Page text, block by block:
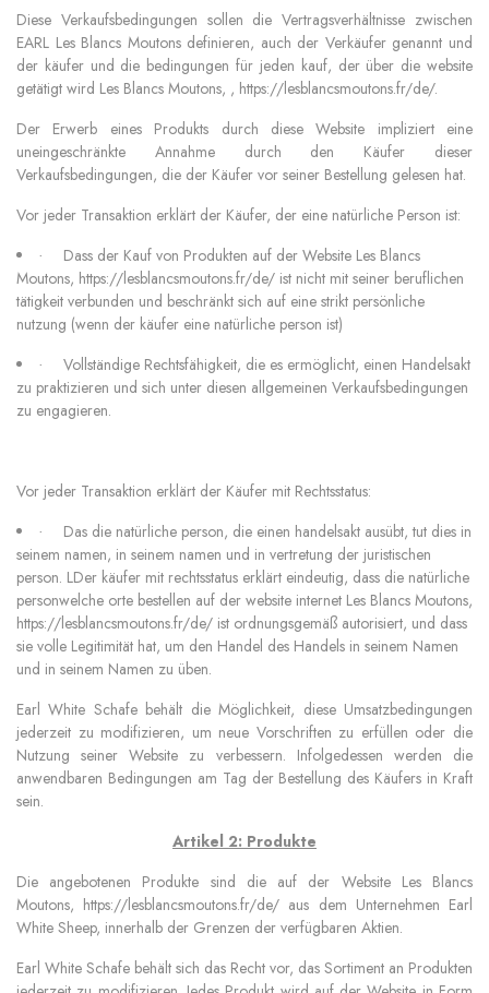
Diese Verkaufsbedingungen sollen die Vertragsverhältnisse zwischen
EARL Les Blancs Moutons definieren, auch der Verkäufer genannt und
der käufer und die bedingungen für jeden kauf, der über die website
getätigt wird Les Blancs Moutons, , https://lesblancsmoutons.fr/de/.
Der Erwerb eines Produkts durch diese Website impliziert eine
uneingeschränkte Annahme durch den Käufer dieser
Verkaufsbedingungen, die der Käufer vor seiner Bestellung gelesen hat.
Vor jeder Transaktion erklärt der Käufer, der eine natürliche Person ist:
·
Dass der Kauf von Produkten auf der Website Les Blancs
Moutons, https://lesblancsmoutons.fr/de/ ist nicht mit seiner beruflichen
tätigkeit verbunden und beschränkt sich auf eine strikt persönliche
nutzung (wenn der käufer eine natürliche person ist)
·
Vollständige Rechtsfähigkeit, die es ermöglicht, einen Handelsakt
zu praktizieren und sich unter diesen allgemeinen Verkaufsbedingungen
zu engagieren.
Vor jeder Transaktion erklärt der Käufer mit Rechtsstatus:
· Das die natürliche person, die einen handelsakt ausübt, tut dies in
seinem namen, in seinem namen und in vertretung der juristischen
person. LDer käufer mit rechtsstatus erklärt eindeutig, dass die natürliche
personwelche orte bestellen auf der website internet Les Blancs Moutons,
https://lesblancsmoutons.fr/de/ ist ordnungsgemäß autorisiert, und dass
sie volle Legitimität hat, um den Handel des Handels in seinem Namen
und in seinem Namen zu üben.
Earl White Schafe behält die Möglichkeit, diese Umsatzbedingungen
jederzeit zu modifizieren, um neue Vorschriften zu erfüllen oder die
Nutzung seiner Website zu verbessern. Infolgedessen werden die
anwendbaren Bedingungen am Tag der Bestellung des Käufers in Kraft
sein.
Artikel 2: Produkte
Die angebotenen Produkte sind die auf der Website Les Blancs
Moutons, https://lesblancsmoutons.fr/de/ aus dem Unternehmen Earl
White Sheep, innerhalb der Grenzen der verfügbaren Aktien.
Earl White Schafe behält sich das Recht vor, das Sortiment an Produkten